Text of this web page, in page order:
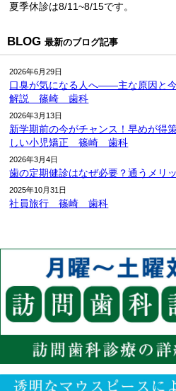
夏季休診は8/11~8/15です。
BLOG 最新のブログ記事
2026年6月29日
口臭が気になる人へ――主な原因と
解説 篠崎 歯科
2026年3月13日
新学期前の今がチャンス！早めが
しい小児矯正 篠崎 歯科
2026年3月4日
歯の定期健診はなぜ必要？通うメ
2025年10月31日
社員旅行 篠崎 歯科